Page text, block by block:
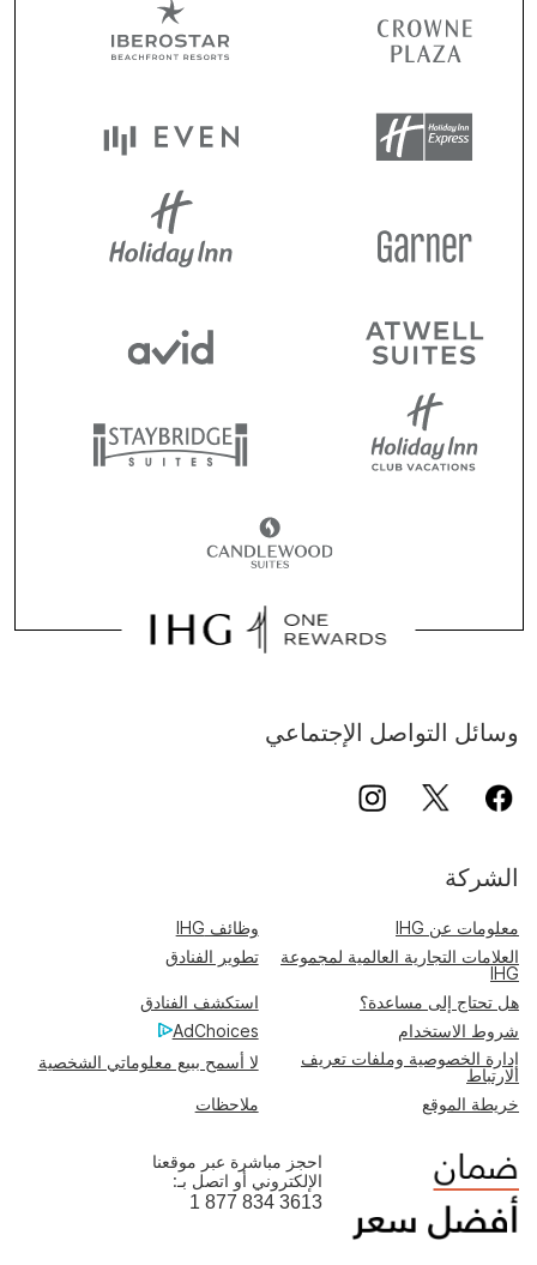
وسائل التواصل الإجتماعي
الشركة
معلومات عن IHG
وظائف IHG
العلامات التجارية العالمية لمجموعة
IHG
تطوير الفنادق
هل تحتاج إلى مساعدة؟
استكشف الفنادق
شروط الاستخدام
AdChoices
إدارة الخصوصية وملفات تعريف
الارتباط
لا أسمح ببيع معلوماتي الشخصية
خريطة الموقع ملاحظات
احجز مباشرة عبر موقعنا
الإلكتروني أو اتصل بـ:
1 877 834 3613